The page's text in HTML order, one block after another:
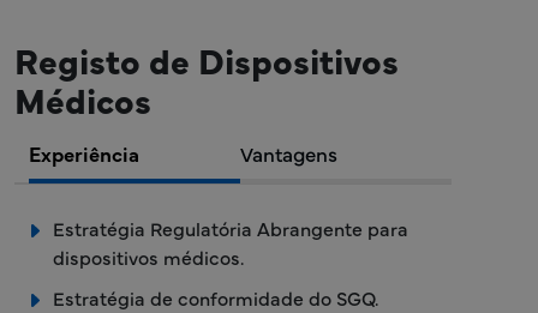
Registo de Dispositivos
Médicos
Experiência Vantagens
Estratégia Regulatória Abrangente para
dispositivos médicos.
Estratégia de conformidade do SGQ.